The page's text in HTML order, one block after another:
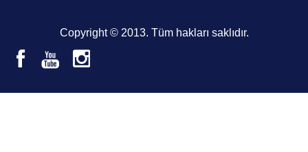
Copyright © 2013. Tüm hakları saklıdır.